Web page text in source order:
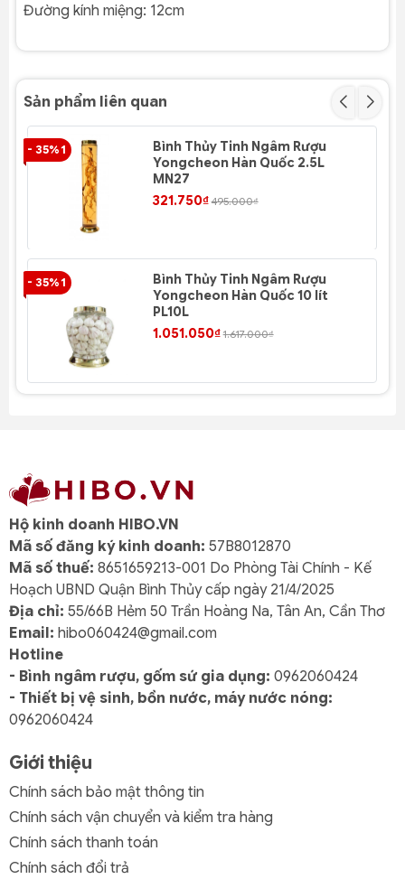
Đường kính miệng: 12cm
Sản phẩm liên quan
- 35% 1
Bình Thủy Tinh Ngâm Rượu
Yongcheon Hàn Quốc 2.5L
MN27
321.750₫ 495.000₫
- 35% 1
Bình Thủy Tinh Ngâm Rượu
Yongcheon Hàn Quốc 10 lít
PL10L
1.051.050₫ 1.617.000₫
Hộ kinh doanh HIBO.VN
Mã số đăng ký kinh doanh: 57B8012870
Mã số thuế: 8651659213-001 Do Phòng Tài Chính - Kế
Hoạch UBND Quận Bình Thủy cấp ngày 21/4/2025
Địa chỉ: 55/66B Hẻm 50 Trần Hoàng Na, Tân An, Cần Thơ
Email: hibo060424@gmail.com
Hotline
- Bình ngâm rượu, gốm sứ gia dụng: 0962060424
- Thiết bị vệ sinh, bồn nước, máy nước nóng:
0962060424
Giới thiệu
Chính sách bảo mật thông tin
Chính sách vận chuyển và kiểm tra hàng
Chính sách thanh toán
Chính sách đổi trả